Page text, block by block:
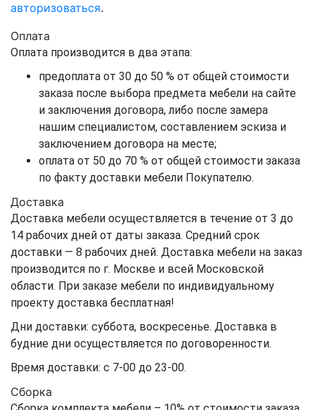
авторизоваться.
Оплата
Оплата производится в два этапа:
предоплата от 30 до 50 % от общей стоимости
заказа после выбора предмета мебели на сайте
и заключения договора, либо после замера
нашим специалистом, составлением эскиза и
заключением договора на месте;
оплата от 50 до 70 % от общей стоимости заказа
по факту доставки мебели Покупателю.
Доставка
Доставка мебели осуществляется в течение от 3 до
14 рабочих дней от даты заказа. Средний срок
доставки — 8 рабочих дней. Доставка мебели на заказ
производится по г. Москве и всей Московской
области. При заказе мебели по индивидуальному
проекту доставка бесплатная!
Дни доставки: суббота, воскресенье. Доставка в
будние дни осуществляется по договоренности.
Время доставки: с 7-00 до 23-00.
Сборка